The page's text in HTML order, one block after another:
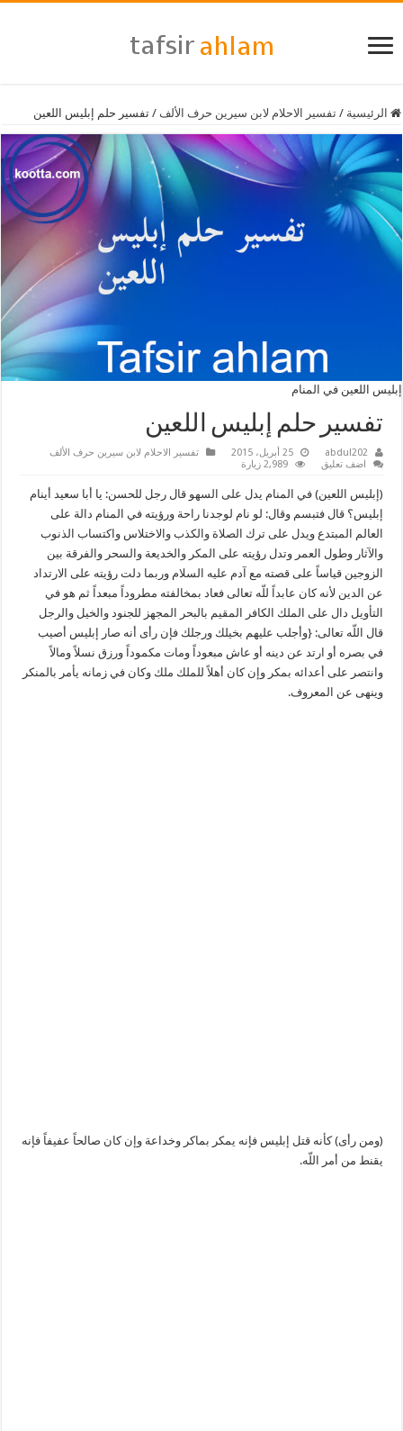
الرئيسية / تفسير الاحلام لابن سيرين حرف الألف / تفسير حلم إبليس اللعين
إبليس اللعين في المنام
تفسير حلم إبليس اللعين
abdul202 25 أبريل، 2015
تفسير الاحلام لابن سيرين حرف الألف
اضف تعليق
2,989 زيارة
(إبليس اللعين) في المنام يدل على السهو قال رجل للحسن: يا أبا سعيد أينام
إبليس؟ قال فتبسم وقال: لو نام لوجدنا راحة ورؤيته في المنام دالة على
العالم المبتدع ويدل على ترك الصلاة والكذب والاختلاس واكتساب الذنوب
والآثار وطول العمر وتدل رؤيته على المكر والخديعة والسحر والفرقة بين
الزوجين قياساً على قصته مع آدم عليه السلام وربما دلت رؤيته على الارتداد
عن الدين لأنه كان عابداً للّه تعالى فعاد بمخالفته مطروداً مبعداً ثم هو في
التأويل دال على الملك الكافر المقيم بالبحر المجهز للجنود والخيل والرجل
قال اللّه تعالى: {وأجلب عليهم بخيلك ورجلك فإن رأى أنه صار إبليس أصيب
في بصره أو ارتد عن دينه أو عاش مبعوداً ومات مكموداً ورزق نسلاً ومالاً
وانتصر على أعدائه بمكر وإن كان أهلاً للملك ملك وكان في زمانه يأمر بالمنكر
وينهى عن المعروف.
(ومن رأى) كأنه قتل إبليس فإنه يمكر بماكر وخداعة وإن كان صالحاً عفيفاً فإنه
يقنط من أمر اللّه.